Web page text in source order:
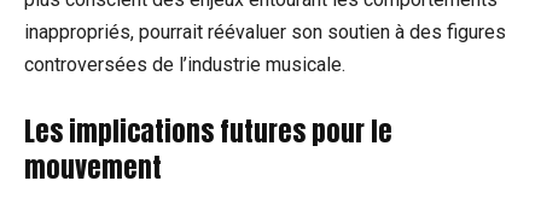
inappropriés, pourrait réévaluer son soutien à des figures
controversées de l’industrie musicale.
Les implications futures pour le
mouvement